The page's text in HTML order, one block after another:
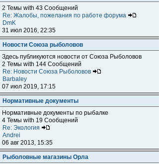
2 Темы with 43 Сообщений
Re: Жалобы, пожелания по работе форума
DmK
31 июл 2016, 22:35
Новости Союза рыболовов
Здесь публикуются новости от Союза Рыболовов
2 Темы with 144 Сообщений
Re: Новости Союза Рыболовов
Barbaley
07 июл 2019, 17:15
Нормативные документы
Нормативные документы по рыбалке
4 Темы with 19 Сообщений
Re: Экология
Andrei
06 авг 2013, 15:35
Рыболовные магазины Орла